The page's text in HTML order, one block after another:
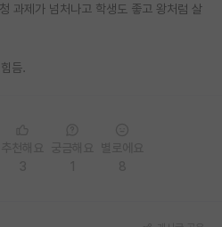
과제가 넘처나고 학생도 좋고 왕처럼 살
듬.